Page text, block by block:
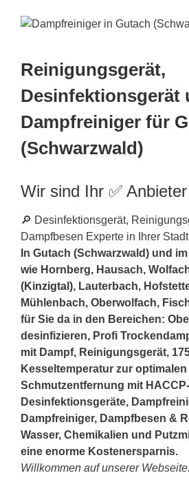
Reinigungsgerät,
Desinfektionsgerät
Dampfreiniger für
(Schwarzwald)
Wir sind Ihr ✅ Anbieter
🔎 Desinfektionsgerät,
Dampfbesen Experte in Ihrer
In Gutach (Schwarzwald) und
wie Hornberg, Hausach,
(Kinzigtal), Lauterbach,
Mühlenbach, Oberwolfach,
für Sie da in den Bereichen:
desinfizieren, Profi
mit Dampf, Reinigungsgerät,
Kesseltemperatur zur optimalen
Schmutzentfernung mit
Desinfektionsgeräte,
Dampfreiniger, Dampfbesen &
Wasser, Chemikalien und
eine enorme Kostenersparnis.
Willkommen auf unserer